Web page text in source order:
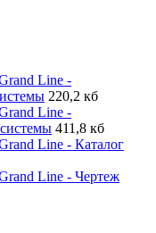
Line -
220,2 кб
Line -
411,8 кб
Line - Каталог
Line - Чертеж